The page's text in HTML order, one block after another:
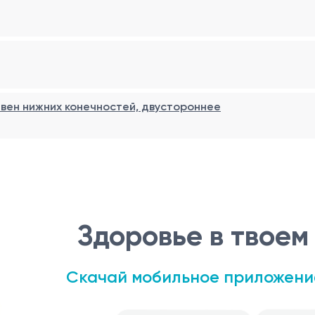
методом визуализации для оценки структуры и
связок, менисков или костных структур после травмы.
изменений после лечения или хирургического
проведении УЗИ коленных суставов необходимо
препараты за 2-3 дня до процедуры, так как они
кремов или лосьонов, так как они могут затруднить
для доступа к исследуемой области.
нижних конечностей, двустороннее
Здоровье в
Скачай мобильное